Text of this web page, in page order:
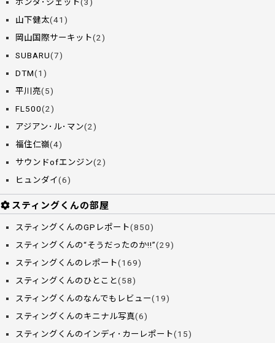
ホンダ･ジェット(3)
山下健太(41)
岡山国際サーキット(2)
SUBARU(7)
DTM(1)
平川亮(5)
FL500(2)
アジアン･ル･マン(2)
福住仁嶺(4)
サウンドofエンジン(2)
ヒュンダイ(6)
スティングくんの部屋
スティングくんのGPレポート(850)
スティングくんの“そうだったのか!!”(29)
スティングくんのレポート(169)
スティングくんのひとこと(58)
スティングくんのなんでもレビュー(19)
スティングくんのキニナル写真(6)
スティングくんのインディ･カーレポート(15)